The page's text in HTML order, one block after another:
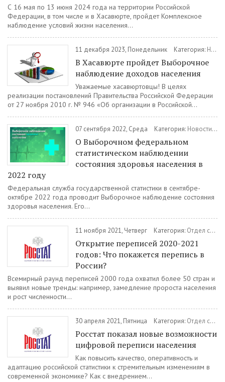
С 16 мая по 13 июня 2024 года на территории Российской
Федерации, в том числе и в Хасавюрте, пройдет Комплексное
наблюдение условий жизни населения...
11 декабря 2023, Понедельник Категория: Новости
В Хасавюрте пройдет Выборочное
наблюдение доходов населения
Уважаемые хасавюртовцы! В целях
реализации постановлений Правительства Российской Федерации
от 27 ноября 2010 г. № 946 «Об организации в Российской...
07 сентября 2022, Среда Категория: Новости/
О Выборочном федеральном
статистическом наблюдении
состояния здоровья населения в
2022 году
Федеральная служба государственной статистики в сентябре-
октябре 2022 года проводит Выборочное наблюдение состояния
здоровья населения. Его...
11 ноября 2021, Четверг Категория: Отдел статистики
Открытие переписей 2020-2021
годов: Что покажется перепись в
России?
Всемирный раунд переписей 2000 года охватил более 50 стран и
выявил новые тренды: например, замедление пророста населения
и рост численности...
30 апреля 2021, Пятница Категория: Отдел статистики
Росстат показал новые возможности
цифровой переписи населения
Как повысить качество, оперативность и
адаптацию российской статистики к стремительным изменениям в
современной экономике? Как с внедрением...